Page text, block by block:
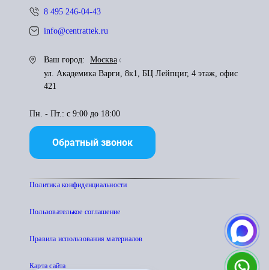
8 495 246-04-43
info@centrattek.ru
Ваш город:
Москва
ул. Академика Варги, 8к1, БЦ Лейпциг, 4 этаж, офис
421
Пн. - Пт.: с 9:00 до 18:00
Обратный звонок
Политика конфиденциальности
Пользователькое соглашение
Правила использования материалов
Карта сайта